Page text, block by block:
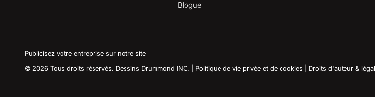
Blogue
Publicisez votre entreprise sur notre site
© 2026 Tous droits réservés. Dessins Drummond INC. | Politique de vie privée et de cookies Droits d'auteur & légal